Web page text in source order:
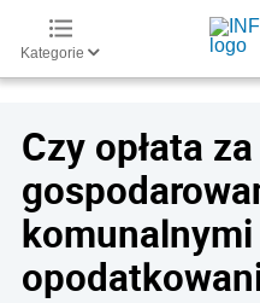
Kategorie
Czy opłata za